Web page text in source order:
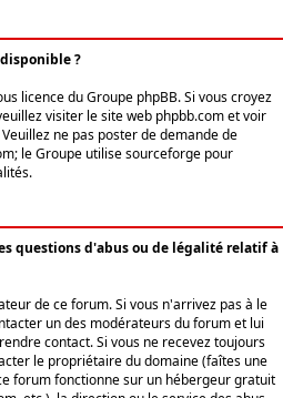
?
licence du Groupe phpBB. Si vous croyez
visiter le site web phpbb.com et voir
ne pas poster de demande de
le Groupe utilise sourceforge pour
questions d'abus ou de légalité relatif à
de ce forum. Si vous n'arrivez pas à le
un des modérateurs du forum et lui
contact. Si vous ne recevez toujours
le propriétaire du domaine (faîtes une
forum fonctionne sur un hébergeur gratuit